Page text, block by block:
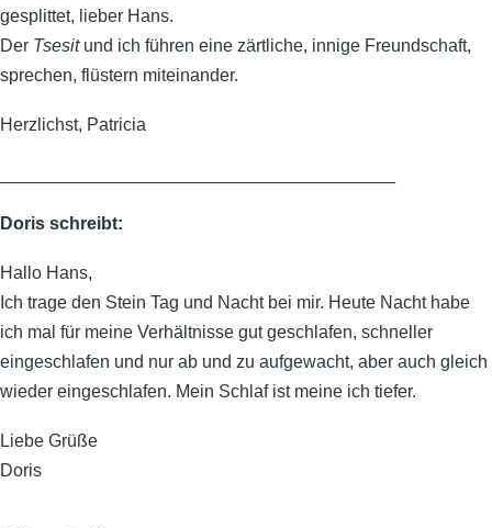
gesplittet, lieber Hans.
Der Tsesitund ich führen eine zärtliche, innige Freundschaft,
sprechen, flüstern miteinander.
Herzlichst, Patricia
Doris schreibt:
Hallo Hans,
Ich trage den Stein Tag und Nacht bei mir. Heute Nacht habe
ich mal für meine Verhältnisse gut geschlafen, schneller
eingeschlafen und nur ab und zu aufgewacht, aber auch gleich
wieder eingeschlafen. Mein Schlaf ist meine ich tiefer.
Liebe Grüße
Doris